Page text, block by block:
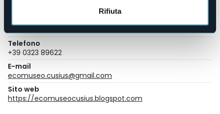
Rifiuta
Ecomuseo del Lago d'Orta e Mottarone
Telefono
+39 0323 89622
E-mail
ecomuseo.cusius@gmail.com
Sito web
https://ecomuseocusius.blogspot.com